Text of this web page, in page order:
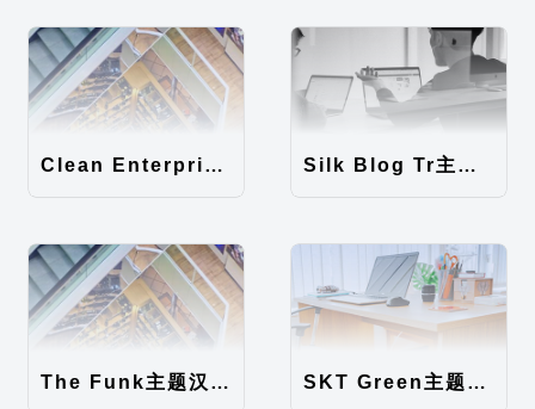
Clean Enterprise主题汉化包 Silk Blog Tr主题汉化包
The Funk主题汉化包 SKT Green主题汉化包